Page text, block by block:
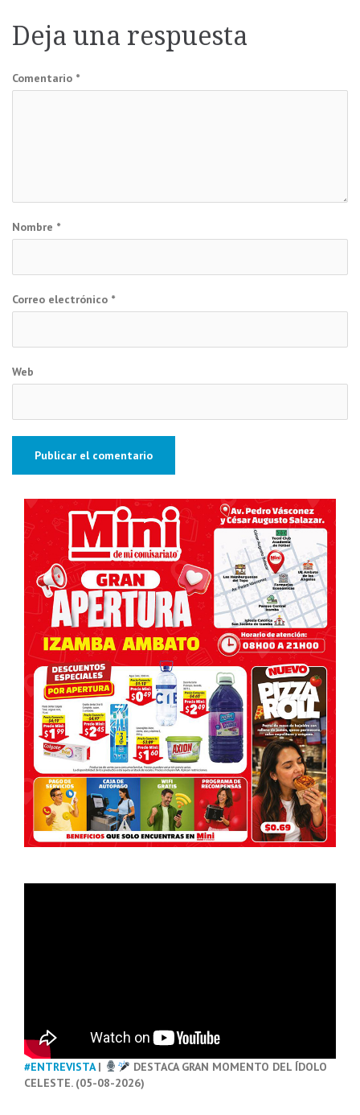
entradas
Deja una respuesta
Comentario *
Nombre *
Correo electrónico *
Web
#ENTREVISTA|
DESTACA GRAN MOMENTO DEL ÍDOLO
CELESTE. (05-08-2026)